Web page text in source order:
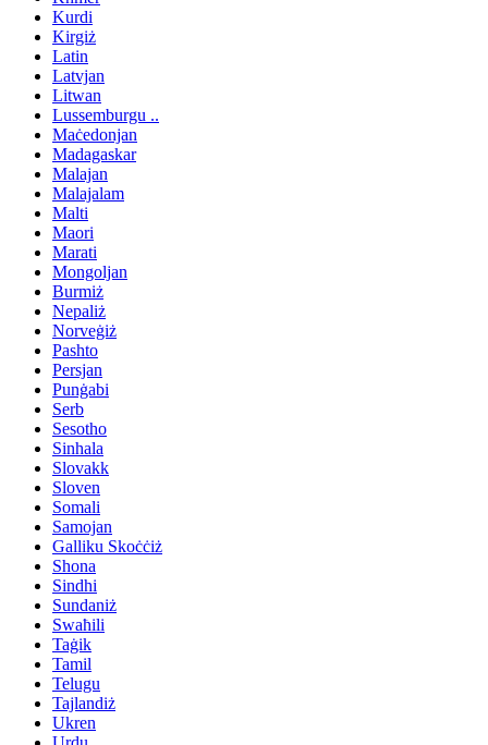
Kurdi
Kirgiż
Latin
Latvjan
Litwan
Lussemburgu ..
Maċedonjan
Madagaskar
Malajan
Malajalam
Malti
Maori
Marati
Mongoljan
Burmiż
Nepaliż
Norveġiż
Pashto
Persjan
Punġabi
Serb
Sesotho
Sinhala
Slovakk
Sloven
Somali
Samojan
Galliku Skoċċiż
Shona
Sindhi
Sundaniż
Swaħili
Taġik
Tamil
Telugu
Tajlandiż
Ukren